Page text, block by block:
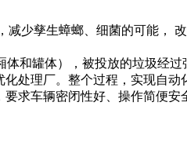
少孳生蟑螂、细菌的可能，
和罐体），被投放的垃圾经
处理厂。整个过程，实现自
求车辆密闭性好、操作简便